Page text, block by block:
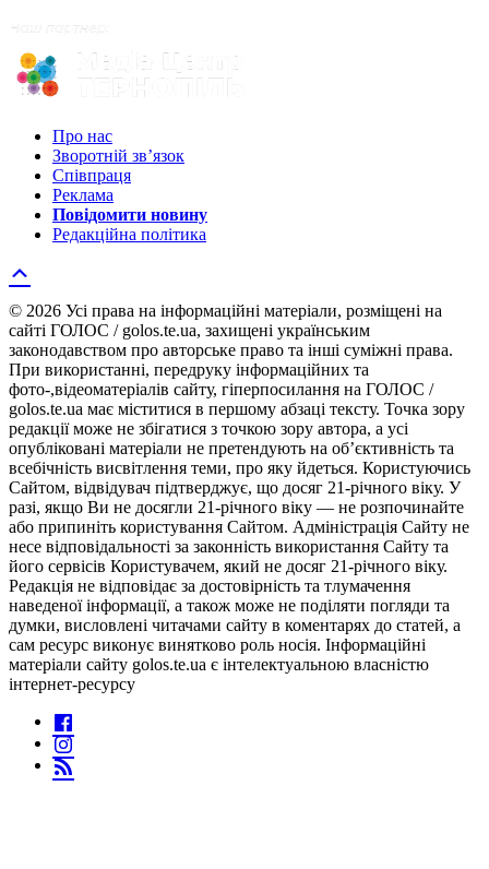
Про нас
Зворотній зв’язок
Співпраця
Реклама
Повідомити новину
Редакційна політика
© 2026 Усі права на інформаційні матеріали, розміщені на
сайті ГОЛОС / golos.te.ua, захищені українським
законодавством про авторське право та інші суміжні права.
При використанні, передруку інформаційних та
фото-,відеоматеріалів сайту, гіперпосилання на ГОЛОС /
golos.te.ua має міститися в першому абзаці тексту. Точка зору
редакції може не збігатися з точкою зору автора, а усі
опубліковані матеріали не претендують на об’єктивність та
всебічність висвітлення теми, про яку йдеться. Користуючись
Сайтом, відвідувач підтверджує, що досяг 21-річного віку. У
разі, якщо Ви не досягли 21-річного віку — не розпочинайте
або припиніть користування Сайтом. Адміністрація Сайту не
несе відповідальності за законність використання Сайту та
його сервісів Користувачем, який не досяг 21-річного віку.
Редакція не відповідає за достовірність та тлумачення
наведеної інформації, а також може не поділяти погляди та
думки, висловлені читачами сайту в коментарях до статей, а
сам ресурс виконує винятково роль носія. Інформаційні
матеріали сайту golos.te.ua є інтелектуальною власністю
інтернет-ресурсу